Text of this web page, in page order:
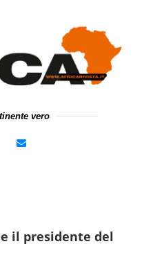
vero
il presidente del